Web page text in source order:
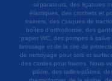
séparateurs, des ligatures
élastiques, des crochets et
trainers, des casques de
boîtes d'orthodontie, des
papier WC, des pompes à
brossage et de la cire de
de nettoyage pour sols et
des cardes pour fraises. Nous
plâtre, des tailles-plâtres,